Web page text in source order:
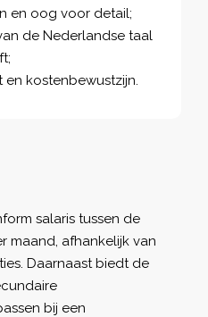
salaris tussen de
maand, afhankelijk van
Daarnaast biedt de
bij een
en oog voor detail;
de Nederlandse taal
en kostenbewustzijn.